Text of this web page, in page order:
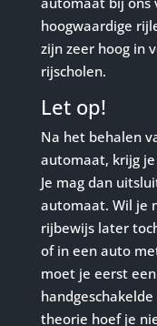
hoogwaardige
zijn zeer hoog in
rijscholen.
Let op!
Na het behalen
automaat, krijg
Je mag dan
automaat. Wil je
rijbewijs later
of in een auto
moet je eerst
theorie hoef je